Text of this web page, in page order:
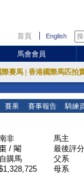
首頁 English
馬會會員
際賽馬 香港國際馬匹拍
賽果 賽事報告 騎練
非
/ 閹
自購馬
馬主
最後評分
父系
母系